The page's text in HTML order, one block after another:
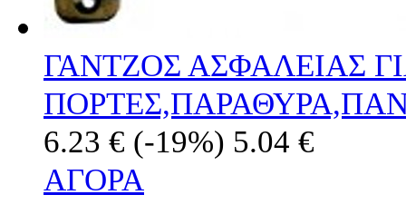
ΓΑΝΤΖΟΣ ΑΣΦΑΛΕΙΑΣ
6.23 € (-19%) 5.04 €
ΑΓΟΡΑ